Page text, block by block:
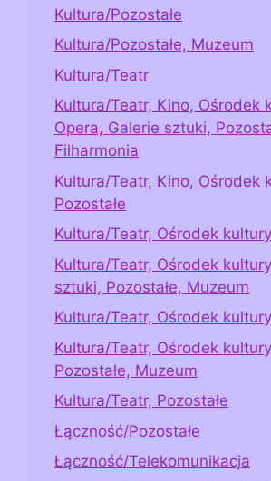
Kultura/Pozostałe
Kultura/Pozostałe, Muzeum
Kultura/Teatr
Kultura/Teatr, Kino, Ośrodek
Opera, Galerie sztuki,
Filharmonia
Kultura/Teatr, Kino, Ośrodek
Pozostałe
Kultura/Teatr, Ośrodek kultury
Kultura/Teatr, Ośrodek
sztuki, Pozostałe, Muzeum
Kultura/Teatr, Ośrodek
Kultura/Teatr, Ośrodek
Pozostałe, Muzeum
Kultura/Teatr, Pozostałe
Łączność/Pozostałe
Łączność/Telekomunikacja